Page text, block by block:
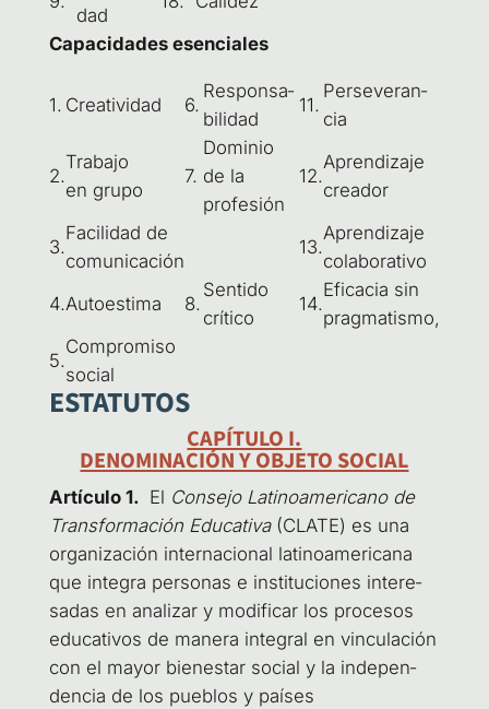
dad
Capa­ci­da­des esenciales
1. Crea­ti­vi­dad 6.
Res­pon­sa­
bi­li­dad
11.
Per­se­ve­ran­
cia
2.
Tra­ba­jo
en grupo
7.
Domi­nio
de la
profesión
12.
Apren­di­za­je
creador
3.
Faci­li­dad de
comunicación
13.
Apren­di­za­je
colaborativo
4.Auto­es­ti­ma 8.
Sen­ti­do
crítico
14.
Efi­ca­cia sin
pragmatismo,
5.
Com­pro­mi­so
social
ESTATUTOS
CAPÍTULO I.
DENOMINACIÓN Y OBJETO SOCIAL
Artícu­lo 1. El Con­se­jo Lati­no­ame­ri­cano de
Trans­for­ma­ción Edu­ca­ti­va(CLA­TE) es una
orga­ni­za­ción inter­na­cio­nal lati­no­ame­ri­ca­na
que inte­gra per­so­nas e ins­ti­tu­cio­nes intere­
sa­das en ana­li­zar y modi­fi­car los pro­ce­sos
edu­ca­ti­vos de mane­ra inte­gral en vin­cu­la­ción
con el mayor bien­es­tar social y la inde­pen­
den­cia de los pue­blos y paí­ses